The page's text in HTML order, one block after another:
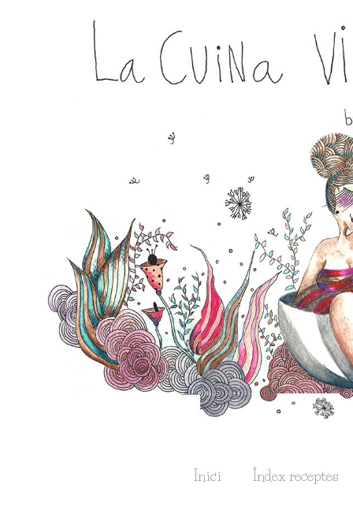
Inici Índex receptes